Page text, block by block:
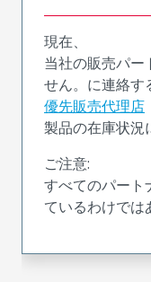
現在、
当社の販売パー
せん。に連絡す
優先販売代理店
製品の在庫状況
ご注意:
すべてのパート
ているわけでは